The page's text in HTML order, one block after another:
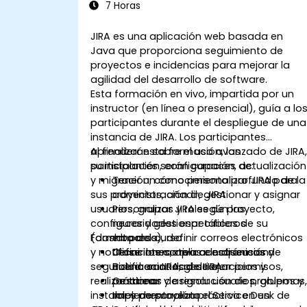
7 Horas
JIRA es una aplicación web basada en
Java que proporciona seguimiento de
proyectos e incidencias para mejorar la
agilidad del desarrollo de software.
Esta formación en vivo, impartida por un
instructor (en línea o presencial), guía a los
participantes durante el despliegue de una
instancia de JIRA. Los participantes
aprenderán sobre el uso avanzado de JIRA,
su instalación, configuración, actualización
y migración; cómo personalizar JIRA para
sus proyectos, añadir, gestionar y asignar
usuarios, grupos y roles de proyecto,
configurar y gestionar tableros
(dashboards), definir correos electrónicos
y notificaciones, aplicar esquemas de
seguridad en JIRA, gestionar permisos,
realizar tareas de resolución de problemas,
instalar y personalizar el Service Desk de
Al finalizar esta formación, los
participantes serán capaces de:
Tener un conocimiento profundo de la
administración de JIRA.
Personalizar JIRA según las
necesidades específicas de su
empresa.
Definir los correos electrónicos y
notificaciones de JIRA.
Gestionar y asignar usuarios, grupos y
roles de proyecto.
Formato del curso
Clase interactiva con discusión.
Buena cantidad de ejercicios y
práctica.
Implementación práctica en un